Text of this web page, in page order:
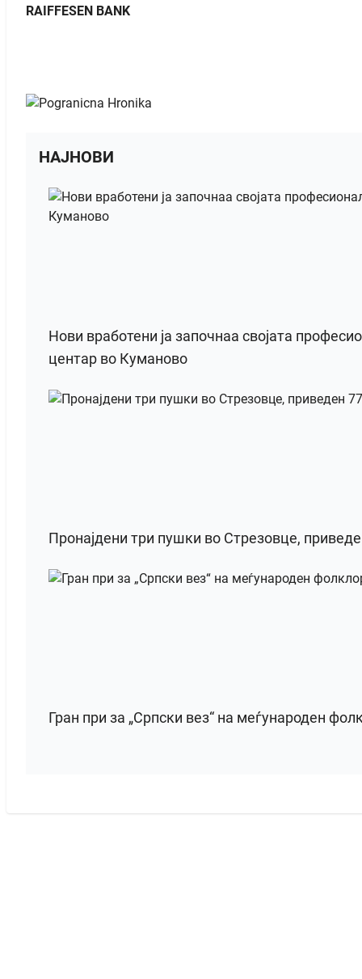
RAIFFESEN BANK
НАЈНОВИ
Нови вработени ја започнаа својата
центар во Куманово
Пронајдени три пушки во Стрезовце,
Гран при за „Српски вез“ на меѓународен